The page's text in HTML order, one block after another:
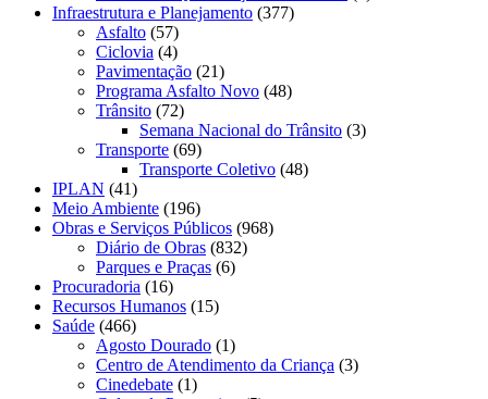
Infraestrutura e Planejamento (377)
Asfalto (57)
Ciclovia (4)
Pavimentação (21)
Programa Asfalto Novo (48)
Trânsito (72)
Semana Nacional do Trânsito (3)
Transporte (69)
Transporte Coletivo (48)
IPLAN (41)
Meio Ambiente (196)
Obras e Serviços Públicos (968)
Diário de Obras (832)
Parques e Praças (6)
Procuradoria (16)
Recursos Humanos (15)
Saúde (466)
Agosto Dourado (1)
Centro de Atendimento da Criança (3)
Cinedebate (1)